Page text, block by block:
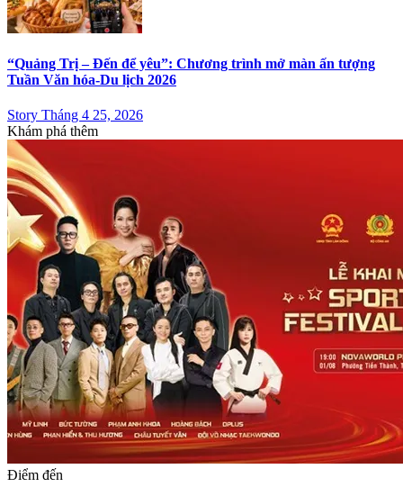
“Quảng Trị – Đến để yêu”: Chương trình mở màn ấn tượng
Tuần Văn hóa-Du lịch 2026
Story Tháng 4 25, 2026
Khám phá thêm
Điểm đến